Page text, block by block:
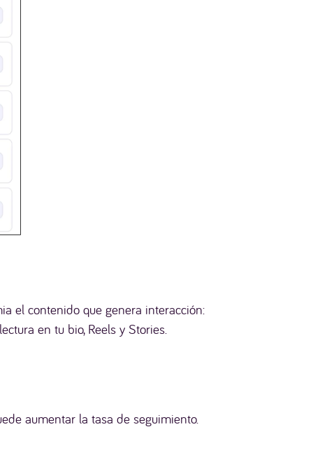
el contenido que genera interacción:
en tu bio, Reels y Stories.
aumentar la tasa de seguimiento.